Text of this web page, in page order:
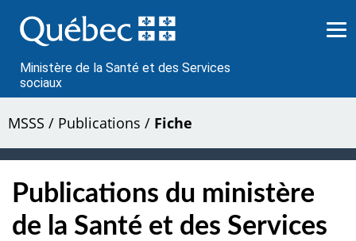
au
contenu
Ministère de la Santé et des Services
sociaux
MSSS / Publications / Fiche
Publications du ministère
de la Santé et des Services